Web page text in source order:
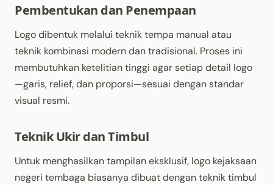
Pembentukan dan Penempaan
Logo dibentuk melalui teknik tempa manual atau
teknik kombinasi modern dan tradisional. Proses ini
membutuhkan ketelitian tinggi agar setiap detail logo
—garis, relief, dan proporsi—sesuai dengan standar
visual resmi.
Teknik Ukir dan Timbul
Untuk menghasilkan tampilan eksklusif, logo kejaksaan
negeri tembaga biasanya dibuat dengan teknik timbul